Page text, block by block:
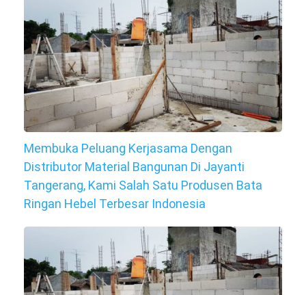
Membuka Peluang Kerjasama Dengan
Distributor Material Bangunan Di Jayanti
Tangerang, Kami Salah Satu Produsen Bata
Ringan Hebel Terbesar Indonesia